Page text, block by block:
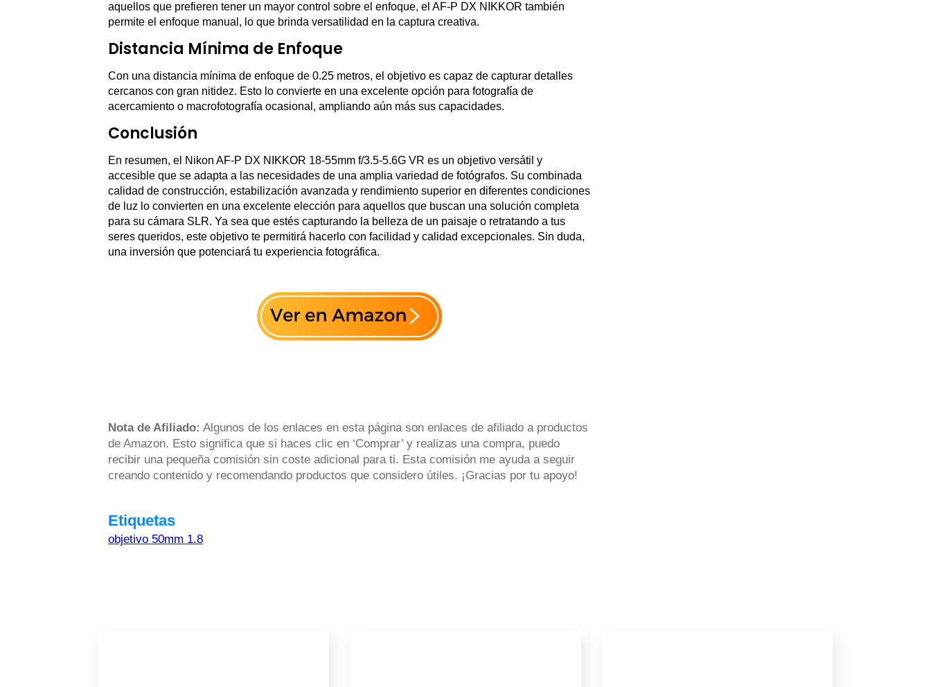
aquellos que prefieren tener un mayor control sobre el enfoque, el AF-P DX NIKKOR también
permite el enfoque manual, lo que brinda versatilidad en la captura creativa.
Distancia Mínima de Enfoque
Con una distancia mínima de enfoque de 0.25 metros, el objetivo es capaz de capturar detalles
cercanos con gran nitidez. Esto lo convierte en una excelente opción para fotografía de
acercamiento o macrofotografía ocasional, ampliando aún más sus capacidades.
Conclusión
En resumen, el Nikon AF-P DX NIKKOR 18-55mm f/3.5-5.6G VR es un objetivo versátil y
accesible que se adapta a las necesidades de una amplia variedad de fotógrafos. Su combinada
calidad de construcción, estabilización avanzada y rendimiento superior en diferentes condiciones
de luz lo convierten en una excelente elección para aquellos que buscan una solución completa
para su cámara SLR. Ya sea que estés capturando la belleza de un paisaje o retratando a tus
seres queridos, este objetivo te permitirá hacerlo con facilidad y calidad excepcionales. Sin duda,
una inversión que potenciará tu experiencia fotográfica.
Nota de Afiliado: Algunos de los enlaces en esta página son enlaces de afiliado a productos
de Amazon. Esto significa que si haces clic en ‘Comprar’ y realizas una compra, puedo
recibir una pequeña comisión sin coste adicional para ti. Esta comisión me ayuda a seguir
creando contenido y recomendando productos que considero útiles. ¡Gracias por tu apoyo!
Etiquetas
objetivo 50mm 1.8